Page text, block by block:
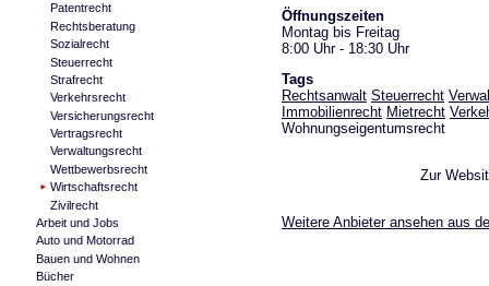
Patentrecht
Rechtsberatung
Sozialrecht
Steuerrecht
Strafrecht
Verkehrsrecht
Versicherungsrecht
Vertragsrecht
Verwaltungsrecht
Wettbewerbsrecht
Wirtschaftsrecht
Zivilrecht
Arbeit und Jobs
Auto und Motorrad
Bauen und Wohnen
Bücher
Öffnungszeiten
Montag bis Freitag
8:00 Uhr - 18:30 Uhr
Tags
Rechtsanwalt Steuerrecht
Immobilienrecht Mietrecht
Wohnungseigentumsrecht
Zur
Weitere Anbieter ansehen aus